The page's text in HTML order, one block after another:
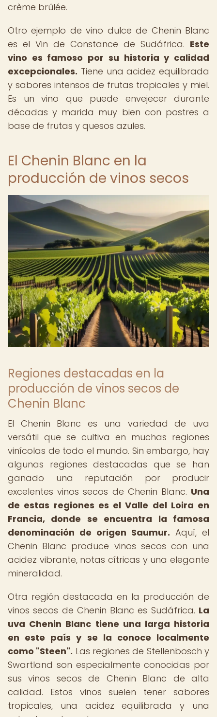
crème brûlée.
Otro ejemplo de vino dulce de Chenin Blanc
es el Vin de Constance de Sudáfrica. Este
vino es famoso por su historia y calidad
excepcionales. Tiene una acidez equilibrada
y sabores intensos de frutas tropicales y miel.
Es un vino que puede envejecer durante
décadas y marida muy bien con postres a
base de frutas y quesos azules.
El Chenin Blanc en la
producción de vinos secos
Regiones destacadas en la
producción de vinos secos de
Chenin Blanc
El Chenin Blanc es una variedad de uva
versátil que se cultiva en muchas regiones
vinícolas de todo el mundo. Sin embargo, hay
algunas regiones destacadas que se han
ganado una reputación por producir
excelentes vinos secos de Chenin Blanc. Una
de estas regiones es el Valle del Loira en
Francia, donde se encuentra la famosa
denominación de origen Saumur. Aquí, el
Chenin Blanc produce vinos secos con una
acidez vibrante, notas cítricas y una elegante
mineralidad.
Otra región destacada en la producción de
vinos secos de Chenin Blanc es Sudáfrica. La
uva Chenin Blanc tiene una larga historia
en este país y se la conoce localmente
como "Steen". Las regiones de Stellenbosch y
Swartland son especialmente conocidas por
sus vinos secos de Chenin Blanc de alta
calidad. Estos vinos suelen tener sabores
tropicales, una acidez equilibrada y una